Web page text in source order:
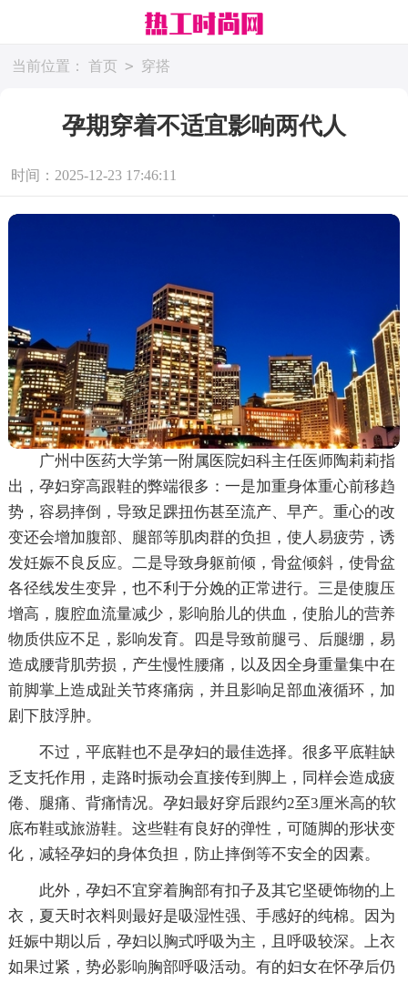
当前位置： 首页 > 穿搭
孕期穿着不适宜影响两代人
时间：2025-12-23 17:46:11
广州中医药大学第一附属医院妇科主任医师陶莉莉指
出，孕妇穿高跟鞋的弊端很多：一是加重身体重心前移趋
势，容易摔倒，导致足踝扭伤甚至流产、早产。重心的改
变还会增加腹部、腿部等肌肉群的负担，使人易疲劳，诱
发妊娠不良反应。二是导致身躯前倾，骨盆倾斜，使骨盆
各径线发生变异，也不利于分娩的正常进行。三是使腹压
增高，腹腔血流量减少，影响胎儿的供血，使胎儿的营养
物质供应不足，影响发育。四是导致前腿弓、后腿绷，易
造成腰背肌劳损，产生慢性腰痛，以及因全身重量集中在
前脚掌上造成趾关节疼痛病，并且影响足部血液循环，加
剧下肢浮肿。
不过，平底鞋也不是孕妇的最佳选择。很多平底鞋缺
乏支托作用，走路时振动会直接传到脚上，同样会造成疲
倦、腿痛、背痛情况。孕妇最好穿后跟约2至3厘米高的软
底布鞋或旅游鞋。这些鞋有良好的弹性，可随脚的形状变
化，减轻孕妇的身体负担，防止摔倒等不安全的因素。
此外，孕妇不宜穿着胸部有扣子及其它坚硬饰物的上
衣，夏天时衣料则最好是吸湿性强、手感好的纯棉。因为
妊娠中期以后，孕妇以胸式呼吸为主，且呼吸较深。上衣
如果过紧，势必影响胸部呼吸活动。有的妇女在怀孕后仍